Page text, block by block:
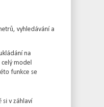
vyhledávání a
na
model
funkce se
si v záhlaví